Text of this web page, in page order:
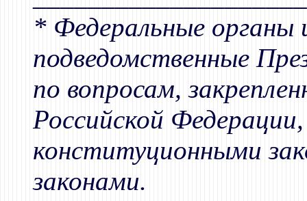
* Федеральные органы
подведомственные
по вопросам,
Российской
конституционными
законами.